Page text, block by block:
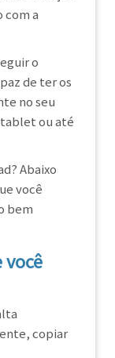
com a
o
de ter os
no seu
ou até
Abaixo
você
bem
você
copiar